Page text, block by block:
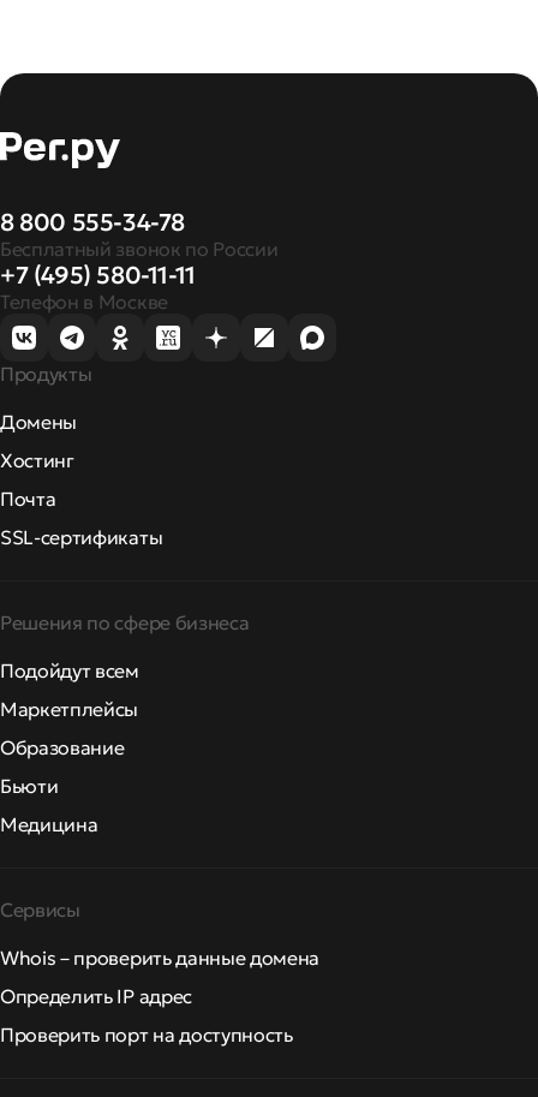
8 800 555-34-78
Бесплатный звонок по России
+7 (495) 580-11-11
Телефон в Москве
Продукты
Домены
Хостинг
Почта
SSL-сертификаты
Решения по сфере бизнеса
Подойдут всем
Маркетплейсы
Образование
Бьюти
Медицина
Сервисы
Whois – проверить данные домена
Определить IP адрес
Проверить порт на доступность